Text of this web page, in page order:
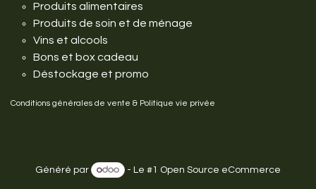
Produits alimentaires
Produits de soin et de ménage
Vins et alcools
Bons et box cadeau
Déstockage et promo
Conditions générales de vente & Politique vie privée
Généré par - Le #1 Open Source eCommerce